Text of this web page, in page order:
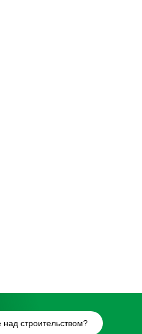
строительством?